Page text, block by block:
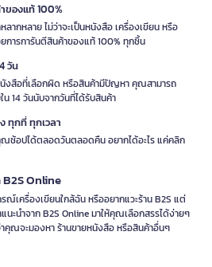
ของแท้ 100%
ากหลาย ไม่ว่าจะเป็นหนังสือ เครื่องเขียน หรือ
การการันตีสินค้าของแท้ 100% ทุกชิ้น
วัน
นังสือที่เลือกผิด หรือสินค้ามีปัญหา คุณสามารถ
14 วันนับจากวันที่ได้รับสินค้า
ทุกที่ ทุกเวลา
ช้อปได้ตลอดวันตลอดคืน อยากได้อะไร แค่คลิก
Online
ณ์เครื่องเขียนใกล้ฉัน หรืออยากแวะร้าน B2S แต่
นะนำจาก B2S Online มาให้คุณเลือกสรรได้ง่ายๆ
คุณจะมองหา ร้านขายหนังสือ หรือสินค้าอื่นๆ